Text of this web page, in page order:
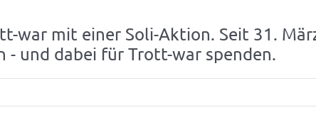
war mit einer Soli-Aktion. Seit 31.
und dabei für Trott-war spenden.